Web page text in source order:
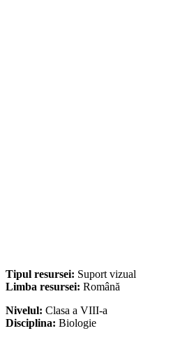
Tipul resursei: Suport vizual
Limba resursei: Română
Nivelul: Clasa a VIII-a
Disciplina: Biologie